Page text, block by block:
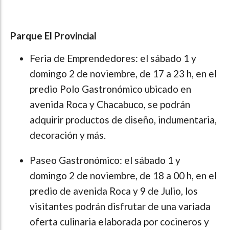
Parque El Provincial
Feria de Emprendedores: el sábado 1 y
domingo 2 de noviembre, de 17 a 23 h, en el
predio Polo Gastronómico ubicado en
avenida Roca y Chacabuco, se podrán
adquirir productos de diseño, indumentaria,
decoración y más.
Paseo Gastronómico: el sábado 1 y
domingo 2 de noviembre, de 18 a 00 h, en el
predio de avenida Roca y 9 de Julio, los
visitantes podrán disfrutar de una variada
oferta culinaria elaborada por cocineros y